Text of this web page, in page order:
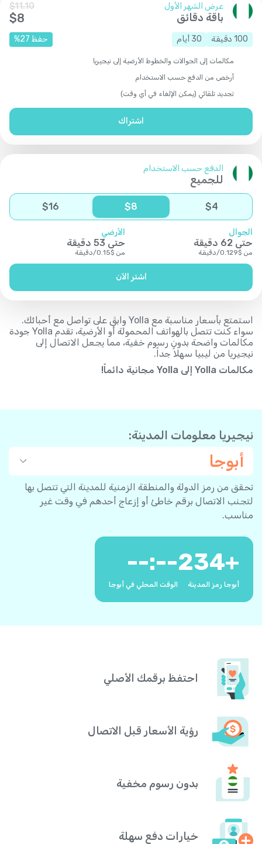
عرض الشهر الأول
باقة دقائق
$11.10
$8
100 دقيقة 30 أيام حفظ 27
%
مكالمات إلى الجوالات والخطوط الأرضية إلى نيجيريا
أرخص من الدفع حسب الاستخدام
تجديد تلقائي (يمكن الإلغاء في أي وقت)
اشتراك
الدفع حسب الاستخدام
للجميع
$4
$8
$16
الجوال
حتى 62 دقيقة
من $
0.129
/دقيقة
الأرضي
حتى 53 دقيقة
من $
0.15
/دقيقة
اشتر الآن
استمتع بأسعار مناسبة مع Yolla وابقَ على تواصل مع أحبائك.
سواء كنت تتصل بالهواتف المحمولة أو الأرضية، تقدم Yolla جودة
مكالمات واضحة بدون رسوم خفية، مما يجعل الاتصال إلى
نيجيريا من ليبيا سهلاً جداً.
مكالمات Yolla إلى Yolla مجانية دائماً!
نيجيريا معلومات المدينة:
أبوجا
تحقق من رمز الدولة والمنطقة الزمنية للمدينة التي تتصل بها
لتجنب الاتصال برقم خاطئ أو إزعاج أحدهم في وقت غير
مناسب.
+
234
أبوجا رمز المدينة
--:--
الوقت المحلي في أبوجا
احتفظ برقمك الأصلي
رؤية الأسعار قبل الاتصال
بدون رسوم مخفية
خيارات دفع سهلة